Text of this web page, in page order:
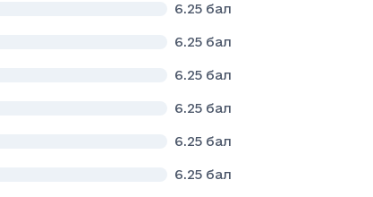
6.25 бал
6.25 бал
6.25 бал
6.25 бал
6.25 бал
6.25 бал